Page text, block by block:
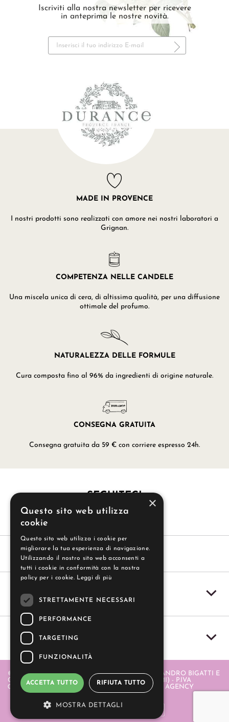
Iscriviti alla nostra newsletter per ricevere
in anteprima le nostre novità.
MADE IN PROVENCE
I nostri prodotti sono realizzati con amore nei nostri laboratori a
Grignan.
COMPETENZA NELLE CANDELE
Una miscela unica di cera, di altissima qualità, per una diffusione
ottimale del profumo.
NATURALEZZA DELLE FORMULE
Cura composta fino al 96% da ingredienti di origine naturale.
CONSEGNA GRATUITA
Consegna gratuita da 59 € con corriere espresso 24h.
SEGUITECI
SERVIZIO CLIENTI
IL MIO ACCOUNT
© 2004-2026 GUZZI SAS - GUZZI SAS DI ALESSANDRO BIGATTI E
C. - PIAZZA ITALIA 20 - 20064 GORGONZOLA (MI) - P.IVA
06580880968 . REALIZZATO DA
- APERION WEB AGENCY
×
Questo sito web utilizza
cookie
Questo sito web utilizza i cookie per
migliorare la tua esperienza di navigazione.
Utilizzando il nostro sito web acconsenti a
tutti i cookie in conformità con la nostra
policy per i cookie. Leggi di più
STRETTAMENTE NECESSARI
PERFORMANCE
TARGETING
FUNZIONALITÀ
ACCETTA TUTTO RIFIUTA TUTTO
MOSTRA DETTAGLI